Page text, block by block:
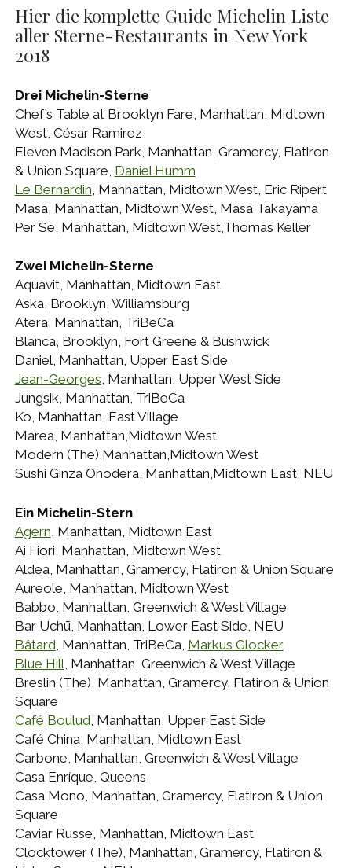
Hier die komplette Guide Michelin Liste
aller Sterne-Restaurants in New York
2018
Drei Michelin-Sterne
Chef’s Table at Brooklyn Fare, Manhattan, Midtown
West, César Ramirez
Eleven Madison Park, Manhattan, Gramercy, Flatiron
& Union Square, Daniel Humm
Le Bernardin , Manhattan, Midtown West, Eric Ripert
Masa, Manhattan, Midtown West, Masa Takayama
Per Se, Manhattan, Midtown West,Thomas Keller
Zwei Michelin-Sterne
Aquavit, Manhattan, Midtown East
Aska, Brooklyn, Williamsburg
Atera, Manhattan, TriBeCa
Blanca, Brooklyn, Fort Greene & Bushwick
Daniel, Manhattan, Upper East Side
Jean-Georges, Manhattan, Upper West Side
Jungsik, Manhattan, TriBeCa
Ko, Manhattan, East Village
Marea, Manhattan,Midtown West
Modern (The),Manhattan,Midtown West
Sushi Ginza Onodera, Manhattan,Midtown East, NEU
Ein Michelin-Stern
Agern , Manhattan, Midtown East
Ai Fiori, Manhattan, Midtown West
Aldea, Manhattan, Gramercy, Flatiron & Union Square
Aureole, Manhattan, Midtown West
Babbo, Manhattan, Greenwich & West Village
Bar Uchū, Manhattan, Lower East Side, NEU
Bâtard , Manhattan, TriBeCa, Markus Glocker
Blue Hill , Manhattan, Greenwich & West Village
Breslin (The), Manhattan, Gramercy, Flatiron & Union
Square
Café Boulud , Manhattan, Upper East Side
Café China, Manhattan, Midtown East
Carbone, Manhattan, Greenwich & West Village
Casa Enríque, Queens
Casa Mono, Manhattan, Gramercy, Flatiron & Union
Square
Caviar Russe, Manhattan, Midtown East
Clocktower (The), Manhattan, Gramercy, Flatiron &